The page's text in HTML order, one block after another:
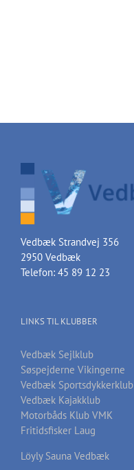
Vedbæk Strandvej 356
2950 Vedbæk
Telefon: 45 89 12 23
LINKS TIL KLUBBER
Vedbæk Sejlklub
Søspejderne Vikingerne
Vedbæk Sportsdykkerklub
Vedbæk Kajakklub
Motorbåds Klub VMK
Fritidsfisker Laug
Löyly Sauna Vedbæk